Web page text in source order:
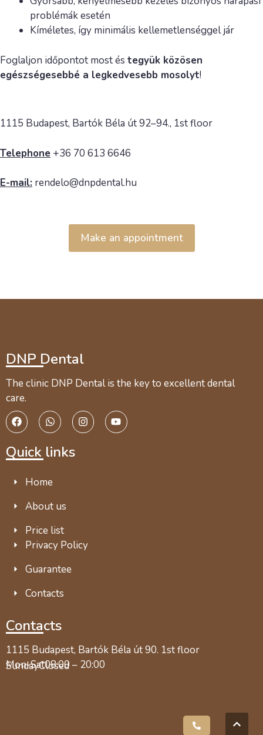
problémák esetén
Kíméletes, így minimális kellemetlenséggel jár
Foglaljon időpontot most és tegyük közösen
egészségesebbé a legkedvesebb mosolyt!
1115 Budapest, Bartók Béla út 92–94., 1st floor
Telephone +36 70 613 6646
E-mail: rendelo@dnpdental.hu
Make an appointment
DNP Dental
The clinic DNP Dental is the key to excellent dental
care.
Quick links
Home
About us
Price list
Privacy Policy
Guarantee
Contacts
Contacts
1115 Budapest, Bartók Béla út 90. 1st floor
Mon-Sat08:00 – 20:00
SundayClosed